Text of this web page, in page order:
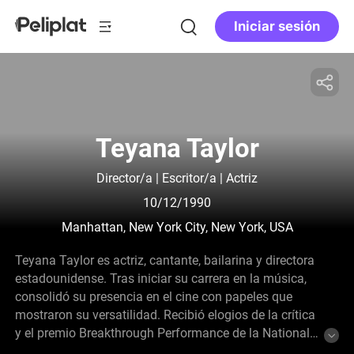
Iniciar sesión
Teyana Taylor
Director/a | Escritor/a | Actriz
10/12/1990
Manhattan, New York City, New York, USA
Teyana Taylor es actriz, cantante, bailarina y directora
estadounidense. Tras iniciar su carrera en la música,
consolidó su presencia en el cine con papeles que
mostraron su versatilidad. Recibió elogios de la crítica
y el premio Breakthrough Performance de la National